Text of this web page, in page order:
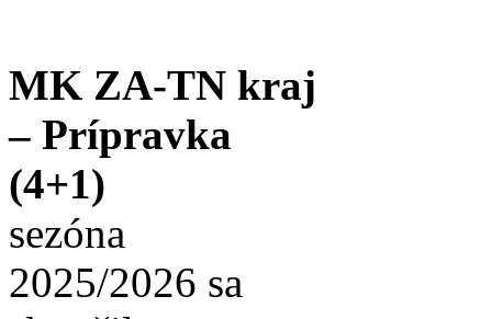
MK ZA-TN kraj
– Prípravka
(4+1)
sezóna
2025/2026 sa